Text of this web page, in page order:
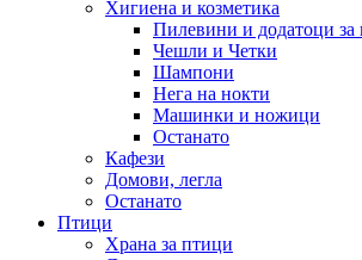
Хигиена и козметика
Пилевини и додатоци за
Чешли и Четки
Шампони
Нега на нокти
Машинки и ножици
Останато
Кафези
Домови, легла
Останато
Птици
Храна за птици